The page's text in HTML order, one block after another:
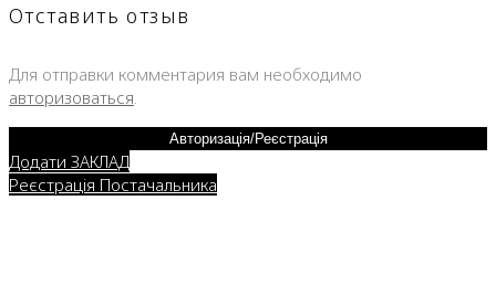
Отставить отзыв
Для отправки комментария вам необходимо
авторизоваться
Авторизація/Реєстрація
Додати ЗАКЛАД
Реєстрація Постачальника